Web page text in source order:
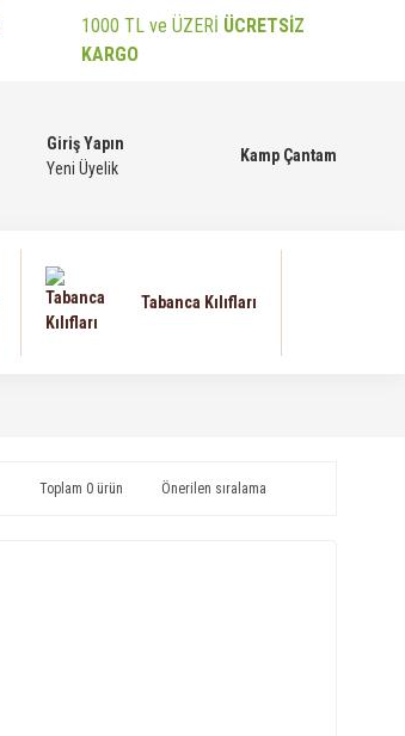
1000 TL ve ÜZERİ ÜCRETSİZ
KARGO
Giriş Yapın
Yeni Üyelik
Kamp Çantam
Tabanca Kılıfları
Toplam 0 ürün